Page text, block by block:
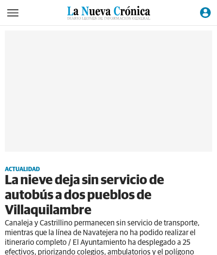
ACTUALIDAD
La nieve deja sin servicio de
autobús a dos pueblos de
Villaquilambre
Canaleja y Castrillino permanecen sin servicio de transporte,
mientras que la línea de Navatejera no ha podido realizar el
itinerario completo / El Ayuntamiento ha desplegado a 25
efectivos, priorizando colegios, ambulatorios y el polígono